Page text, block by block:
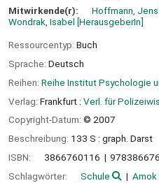
Mitwirkende(r): Hoffmann, Jens
Wondrak, Isabel [HerausgeberIn]
Ressourcentyp: Buch
Sprache: Deutsch
Reihen: Reihe Institut Psychologie
Verlag: Frankfurt : Verl. für
Copyright-Datum: © 2007
Beschreibung: 133 S : graph. Darst
ISBN:
3866760116
Schlagwörter:
Schule Amok